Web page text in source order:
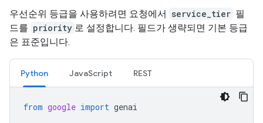
우선순위 등급을 사용하려면 요청에서 service_tier 필
드를 priority 로 설정합니다. 필드가 생략되면 기본 등급
은 표준입니다.
Python JavaScript REST
from google import genai